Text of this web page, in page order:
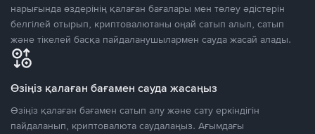
нарығында өздерінің қалаған бағалары мен төлеу әдістерін
белгілей отырып, криптовалютаны оңай сатып алып, сатып
және тікелей басқа пайдаланушылармен сауда жасай алады.
Өзіңіз қалаған бағамен сауда жасаңыз
Өзіңіз қалаған бағамен сатып алу және сату еркіндігін
пайдаланып, криптовалюта саудалаңыз. Ағымдағы